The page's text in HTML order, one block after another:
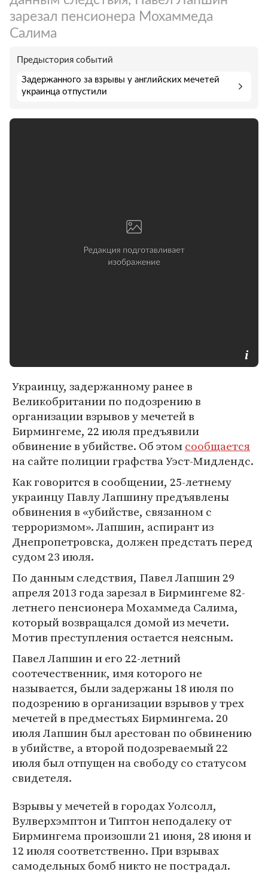
зарезал пенсионера Мохаммеда
Салима
Предыстория событий
Задержанного за взрывы у английских мечетей
украинца отпустили
Украинцу, задержанному ранее в
Великобритании по подозрению в
организации взрывов у мечетей в
Бирмингеме, 22 июля предъявили
обвинение в убийстве. Об этомсообщается
на сайте полиции графства Уэст-Мидлендс.
Как говорится в сообщении, 25-летнему
украинцу Павлу Лапшину предъявлены
обвинения в «убийстве, связанном с
терроризмом». Лапшин, аспирант из
Днепропетровска, должен предстать перед
судом 23 июля.
По данным следствия, Павел Лапшин 29
апреля 2013 года зарезал в Бирмингеме 82-
летнего пенсионера Мохаммеда Салима,
который возвращался домой из мечети.
Мотив преступления остается неясным.
Павел Лапшин и его 22-летний
соотечественник, имя которого не
называется, были задержаны 18 июля по
подозрению в организации взрывов у трех
мечетей в предместьях Бирмингема. 20
июля Лапшин был арестован по обвинению
в убийстве, а второй подозреваемый 22
июля был отпущен на свободу со статусом
свидетеля.
Взрывы у мечетей в городах Уолсолл,
Вулверхэмптон и Типтон неподалеку от
Бирмингема произошли 21 июня, 28 июня и
12 июля соответственно. При взрывах
самодельных бомб никто не пострадал.